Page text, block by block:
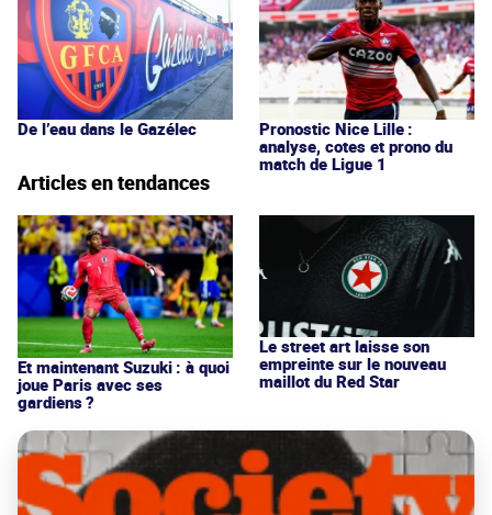
De l’eau dans le Gazélec
Pronostic Nice Lille :
analyse, cotes et prono du
match de Ligue 1
Articles en tendances
Et maintenant Suzuki : à quoi
joue Paris avec ses
gardiens ?
Le street art laisse son
empreinte sur le nouveau
maillot du Red Star